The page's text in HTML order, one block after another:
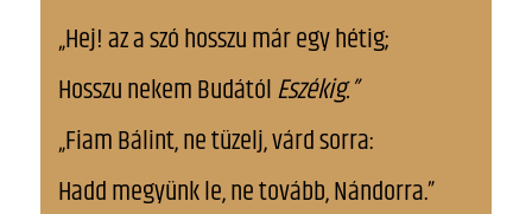
„Hej! az a szó hosszu már egy hétig;
Hosszu nekem BudátólEszékig.”
„Fiam Bálint, ne tüzelj, várd sorra:
Hadd megyünk le, ne tovább, Nándorra.”